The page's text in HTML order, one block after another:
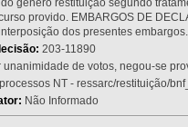
gênero restituição segundo
provido. EMBARGOS DE
dos presentes
203-11890
unanimidade de votos, negou-se
processos NT - ressarc/restituição/
Não Informado